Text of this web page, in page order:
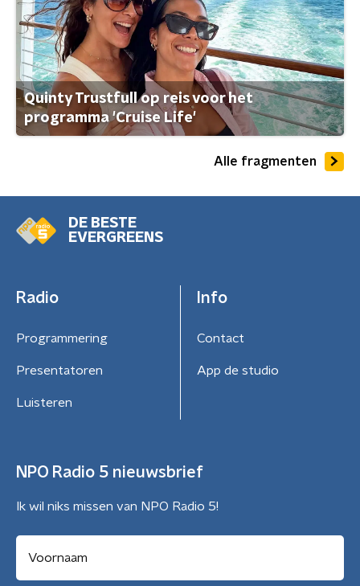
Quinty Trustfull op reis voor het
programma 'Cruise Life'
Alle fragmenten
DE BESTE
EVERGREENS
Radio
Programmering
Presentatoren
Luisteren
Info
Contact
App de studio
NPO Radio 5 nieuwsbrief
Ik wil niks missen van NPO Radio 5!